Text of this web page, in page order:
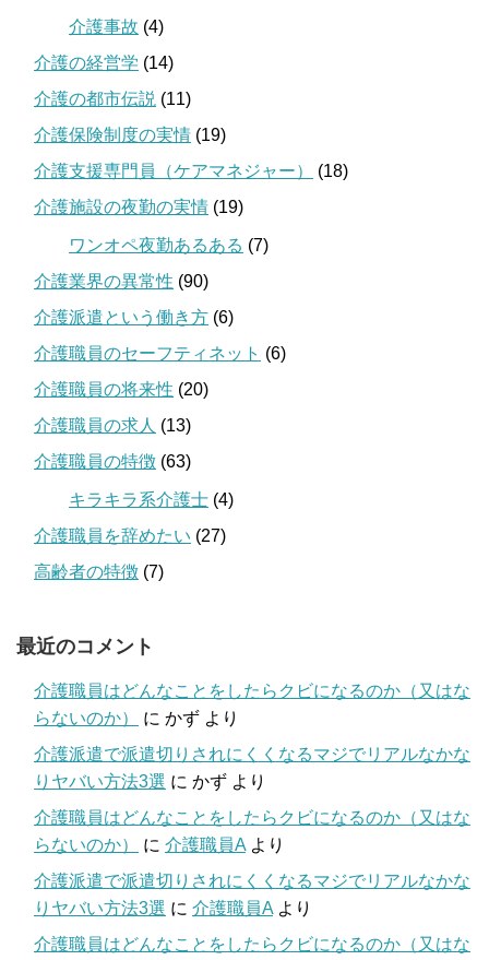
介護事故 (4)
介護の経営学 (14)
介護の都市伝説 (11)
介護保険制度の実情 (19)
介護支援専門員（ケアマネジャー）
(18)
介護施設の夜勤の実情 (19)
ワンオペ夜勤あるある (7)
介護業界の異常性 (90)
介護派遣という働き方 (6)
介護職員のセーフティネット (6)
介護職員の将来性 (20)
介護職員の求人 (13)
介護職員の特徴 (63)
キラキラ系介護士 (4)
介護職員を辞めたい (27)
高齢者の特徴 (7)
最近のコメント
介護職員はどんなことをしたらクビになるのか（又はな
らないのか）
に かず より
介護派遣で派遣切りされにくくなるマジでリアルなかな
りヤバい方法3選 に かず より
介護職員はどんなことをしたらクビになるのか（又はな
らないのか）
に 介護職員A より
介護派遣で派遣切りされにくくなるマジでリアルなかな
りヤバい方法3選 に 介護職員A より
介護職員はどんなことをしたらクビになるのか（又はな